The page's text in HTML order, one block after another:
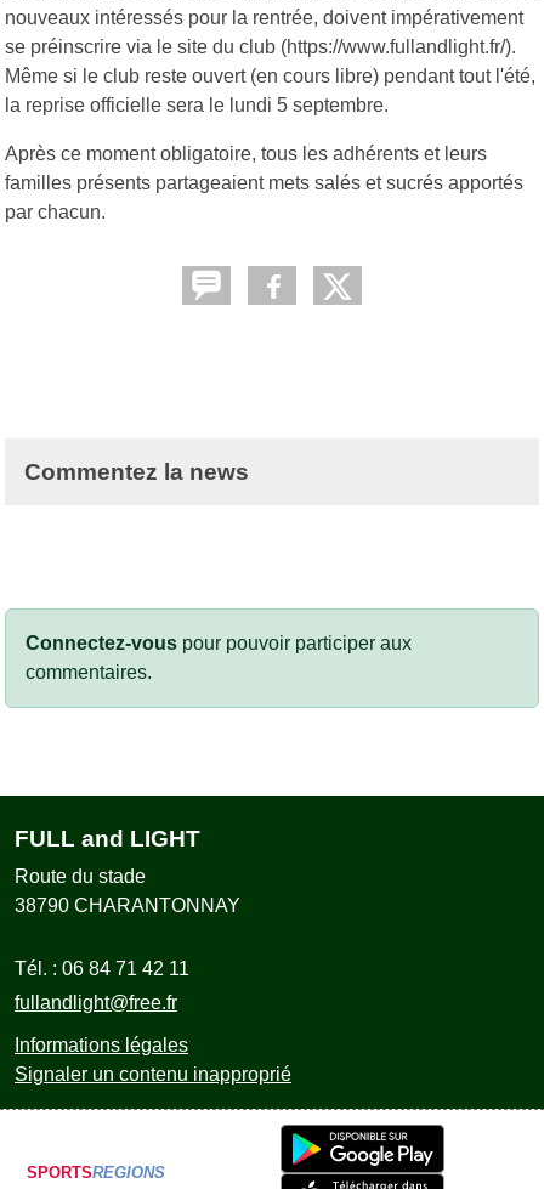
nouveaux intéressés pour la rentrée, doivent impérativement
se préinscrire via le site du club (https://www.fullandlight.fr/).
Même si le club reste ouvert (en cours libre) pendant tout l'été,
la reprise officielle sera le lundi 5 septembre.
Après ce moment obligatoire, tous les adhérents et leurs
familles présents partageaient mets salés et sucrés apportés
par chacun.
Commentez la news
Connectez-vous pour pouvoir participer aux
commentaires.
FULL and LIGHT
Route du stade
38790 CHARANTONNAY
Tél. : 06 84 71 42 11
fullandlight@free.fr
Informations légales
Signaler un contenu inapproprié
SPORTSREGIONS